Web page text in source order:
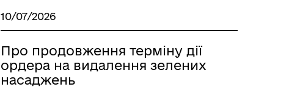
10/07/2026
Про продовження терміну дії
ордера на видалення зелених
насаджень